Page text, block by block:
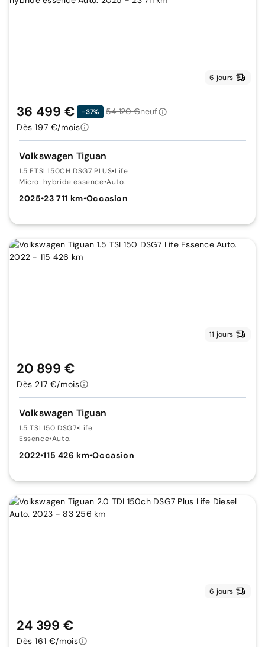
6 jours
Volkswagen Tiguan
1.5 ETSI 150CH DSG7 PLUS•Life
Micro-hybride essence•Auto.
2025•23 711 km•Occasion
36 499 € -37% 54 120 €neuf
Dès 197 €/mois
11 jours
Volkswagen Tiguan
1.5 TSI 150 DSG7•Life
Essence•Auto.
2022•115 426 km•Occasion
20 899 €
Dès 217 €/mois
6 jours
24 399 €
Dès 161 €/mois